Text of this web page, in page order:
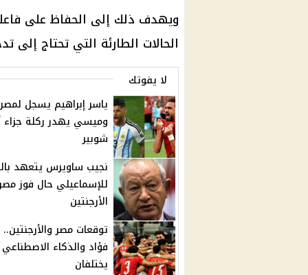
ويهدف ذلك إلى الحفاظ على
الحالات الطارئة التي تحتاج إلى
لا يفوتك
ياسر إبراهيم يسجل لمصر
وميسي يهدر ركلة جزاء
شوبير
نجيب ساويرس يتعهد
للإسماعيلي حال فوز
الأرجنتين
توقعات مصر والأرجنتين..
فؤاد والذكاء الاصطناعي
يختلفان